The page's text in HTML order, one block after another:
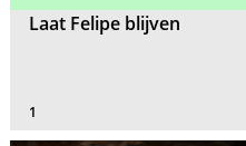
Laat Felipe blijven
1